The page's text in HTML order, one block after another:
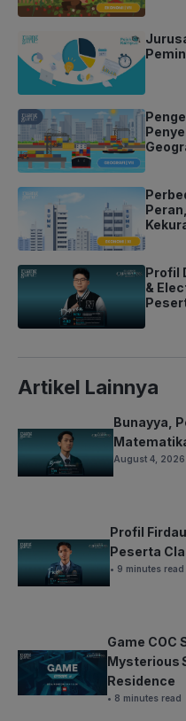
Profil
&
Artikel Lainnya
Bunayya,
August 4, 2026
Profil
Peserta
• 9 minutes read
Game COC
Mysterious
Residence
• 8 minutes read